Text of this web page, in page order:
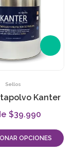
Sellos
Kanter
$39.990
OPCIONES